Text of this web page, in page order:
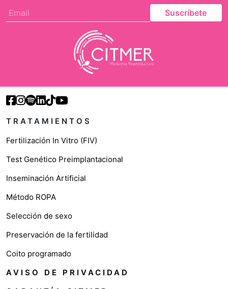
Suscríbete
TRATAMIENTOS
Fertilización In Vitro (FIV)
Test Genético Preimplantacional
Inseminación Artificial
Método ROPA
Selección de sexo
Preservación de la fertilidad
Coito programado
AVISO DE PRIVACIDAD